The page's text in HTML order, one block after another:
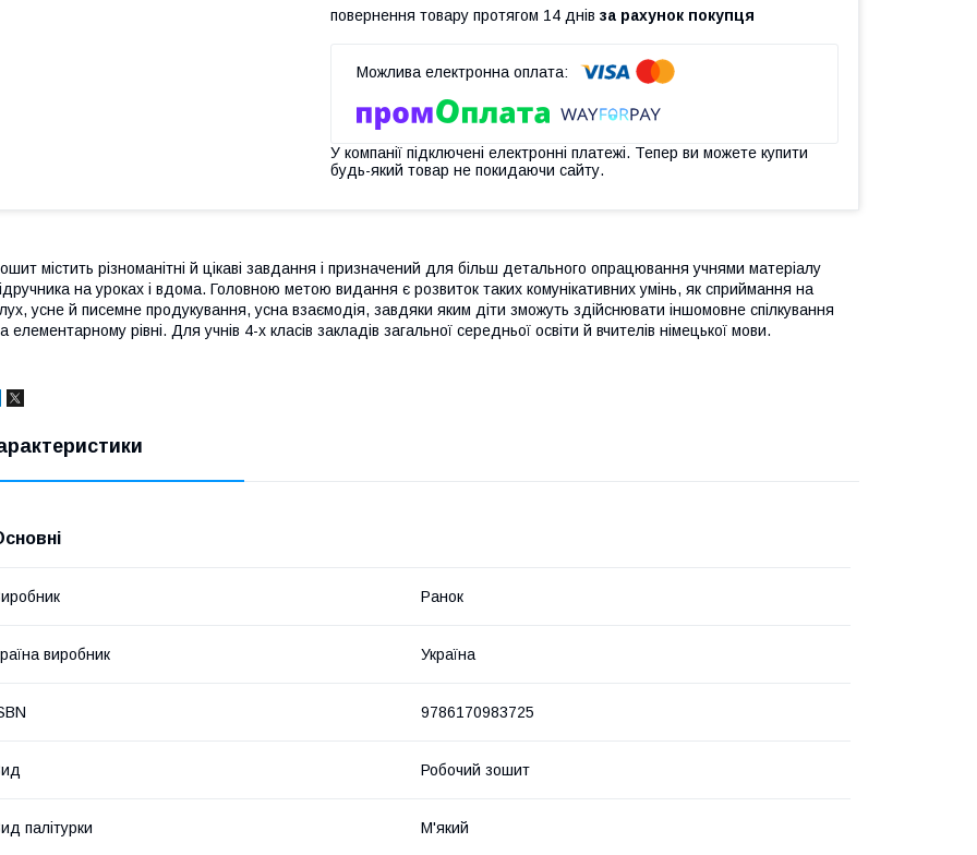
повернення товару протягом 14 днів за рахунок покупця
У компанії підключені електронні платежі. Тепер ви можете купити
будь-який товар не покидаючи сайту.
містить різноманітні й цікаві завдання і призначений для більш детального опрацювання учнями матеріалу
на уроках і вдома. Головною метою видання є розвиток таких комунікативних умінь, як спри­ймання на
усне й писемне продукування, усна взаємодія, завдяки яким діти зможуть здійснювати іншомовне спілкування
елементарному рівні. Для учнів 4-х класів закладів загальної середньої освіти й вчителів німецької мови.
Ранок
виробник Україна
9786170983725
Робочий зошит
палітурки М'який